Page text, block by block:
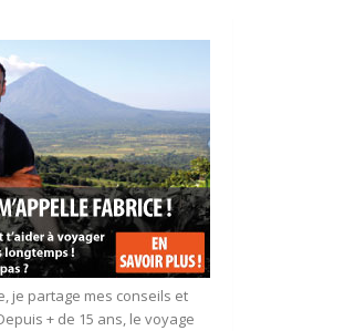
je partage mes conseils et
+ de 15 ans, le voyage